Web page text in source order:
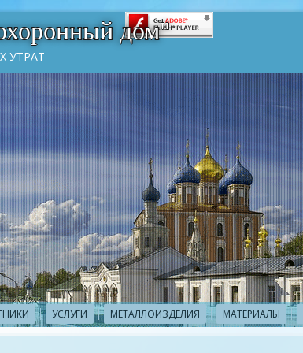
дом"
УТРАТ
УСЛУГИ МЕТАЛЛОИЗДЕЛИЯ МАТЕРИАЛЫ